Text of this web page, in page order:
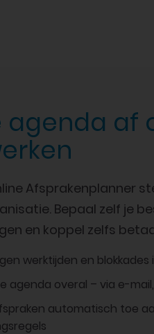
agenda af
Afsprakenplanner
Bepaal zelf je
en koppel zelfs
werktijden en
agenda overal – via e-
automatisch toe